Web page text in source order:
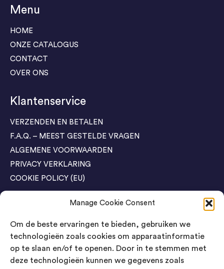
Manage Cookie Consent
Om de beste ervaringen te bieden, gebruiken we
technologieën zoals cookies om apparaatinformatie
op te slaan en/of te openen. Door in te stemmen met
deze technologieën kunnen we gegevens zoals
Menu
HOME
ONZE CATALOGUS
CONTACT
OVER ONS
Klantenservice
VERZENDEN EN BETALEN
F.A.Q. – MEEST GESTELDE VRAGEN
ALGEMENE VOORWAARDEN
PRIVACY VERKLARING
COOKIE POLICY (EU)
Agenda Trade Shows
04-05 November / SVG FAIR Winterswijk
Bestel GRATIS kaarten
Bestel GRATIS kaarten